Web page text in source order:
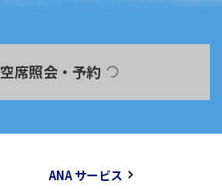
空席照会・予約
ANA サービス